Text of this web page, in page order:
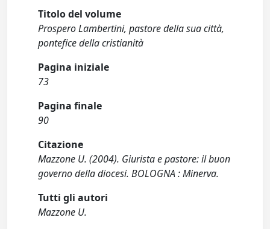
Titolo del volume
Prospero Lambertini, pastore della sua città,
pontefice della cristianità
Pagina iniziale
73
Pagina finale
90
Citazione
Mazzone U. (2004). Giurista e pastore: il buon
governo della diocesi. BOLOGNA : Minerva.
Tutti gli autori
Mazzone U.